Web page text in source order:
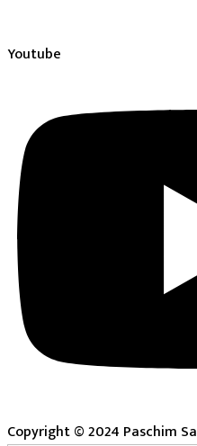
Youtube
Copyright © 2024 Paschim